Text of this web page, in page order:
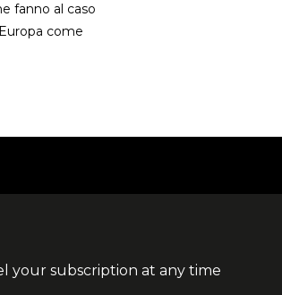
fanno al caso
come
your subscription at any time